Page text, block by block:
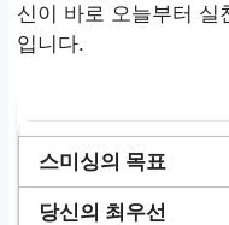
신이 바로 오늘부터 실
입니다.